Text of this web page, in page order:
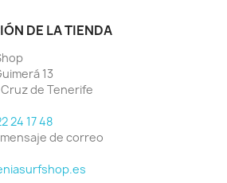
DE LA TIENDA
13
de Tenerife
24 17 48
de correo